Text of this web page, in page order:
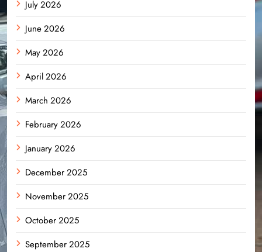
July 2026
June 2026
May 2026
April 2026
March 2026
February 2026
January 2026
December 2025
November 2025
October 2025
September 2025